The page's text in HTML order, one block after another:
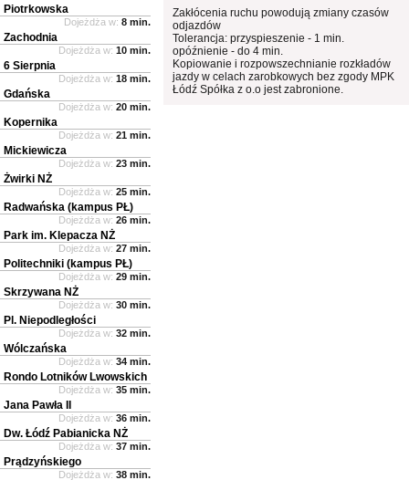
Zakłócenia ruchu powodują zmiany czasów
odjazdów
Tolerancja: przyspieszenie - 1 min.
opóźnienie - do 4 min.
Kopiowanie i rozpowszechnianie rozkładów
jazdy w celach zarobkowych bez zgody MPK
Łódź Spółka z o.o jest zabronione.
Piotrkowska
Dojeżdża w: 8 min.
Zachodnia
Dojeżdża w: 10 min.
6 Sierpnia
Dojeżdża w: 18 min.
Gdańska
Dojeżdża w: 20 min.
Kopernika
Dojeżdża w: 21 min.
Mickiewicza
Dojeżdża w: 23 min.
Żwirki NŻ
Dojeżdża w: 25 min.
Radwańska (kampus PŁ)
Dojeżdża w: 26 min.
Park im. Klepacza NŻ
Dojeżdża w: 27 min.
Politechniki (kampus PŁ)
Dojeżdża w: 29 min.
Skrzywana NŻ
Dojeżdża w: 30 min.
Pl. Niepodległości
Dojeżdża w: 32 min.
Wólczańska
Dojeżdża w: 34 min.
Rondo Lotników Lwowskich
Dojeżdża w: 35 min.
Jana Pawła II
Dojeżdża w: 36 min.
Dw. Łódź Pabianicka NŻ
Dojeżdża w: 37 min.
Prądzyńskiego
Dojeżdża w: 38 min.